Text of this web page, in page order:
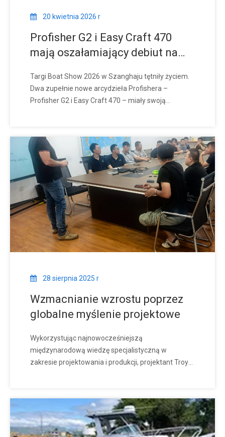
20 kwietnia 2026 r
Profisher G2 i Easy Craft 470
mają oszałamiający debiut na
Łodzi w Szanghaju
Targi Boat Show 2026 w Szanghaju tętniły życiem.
Dwa zupełnie nowe arcydzieła Profishera –
Profisher G2 i Easy Craft 470 – miały swoją
kraju i zagranicy. To nie były sztuczki, ale solidne
doświadczenie w budowie statków
28 sierpnia 2025 r
Wzmacnianie wzrostu poprzez
globalne myślenie projektowe
Wykorzystując najnowocześniejszą
międzynarodową wiedzę specjalistyczną w
zakresie projektowania i produkcji, projektant Troy
projektowaniem a produkcją, zachęca zespół do
utrzymywania nastawienia ucznia, przyjmując
nowe koncepcje i umiejętności.